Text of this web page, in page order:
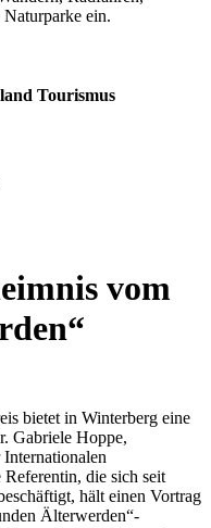
ein.
Tourismus
vom
bietet in Winterberg eine
Gabriele Hoppe,
die sich seit
hält einen Vortrag
Älterwerden“-